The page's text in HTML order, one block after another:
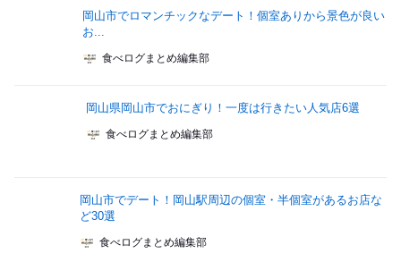
岡山市でロマンチックなデート！個室ありから景色が良い
お...
食べログまとめ編集部
岡山県岡山市でおにぎり！一度は行きたい人気店6選
食べログまとめ編集部
岡山市でデート！岡山駅周辺の個室・半個室があるお店な
ど30選
食べログまとめ編集部